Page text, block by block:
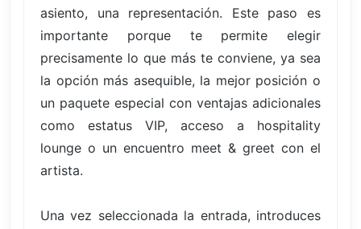
asiento, una representación. Este paso es
importante porque te permite elegir
precisamente lo que más te conviene, ya sea
la opción más asequible, la mejor posición o
un paquete especial con ventajas adicionales
como estatus VIP, acceso a hospitality
lounge o un encuentro meet & greet con el
artista.
Una vez seleccionada la entrada, introduces